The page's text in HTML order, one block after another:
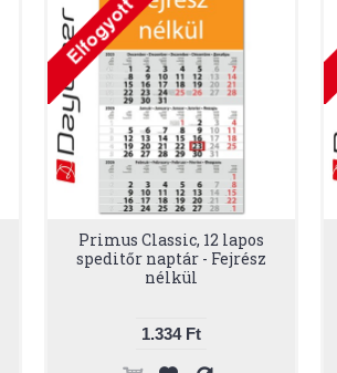
Primus Classic, 12 lapos
speditőr naptár - Fejrész
nélkül
1.334 Ft